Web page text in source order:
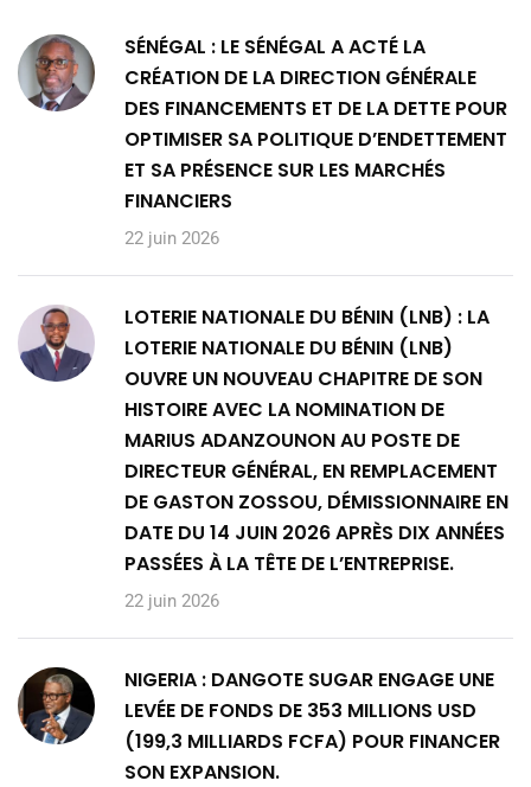
SÉNÉGAL : LE SÉNÉGAL A ACTÉ LA
CRÉATION DE LA DIRECTION GÉNÉRALE
DES FINANCEMENTS ET DE LA DETTE POUR
OPTIMISER SA POLITIQUE D’ENDETTEMENT
ET SA PRÉSENCE SUR LES MARCHÉS
FINANCIERS
22 juin 2026
LOTERIE NATIONALE DU BÉNIN (LNB) : LA
LOTERIE NATIONALE DU BÉNIN (LNB)
OUVRE UN NOUVEAU CHAPITRE DE SON
HISTOIRE AVEC LA NOMINATION DE
MARIUS ADANZOUNON AU POSTE DE
DIRECTEUR GÉNÉRAL, EN REMPLACEMENT
DE GASTON ZOSSOU, DÉMISSIONNAIRE EN
DATE DU 14 JUIN 2026 APRÈS DIX ANNÉES
PASSÉES À LA TÊTE DE L’ENTREPRISE.
22 juin 2026
NIGERIA : DANGOTE SUGAR ENGAGE UNE
LEVÉE DE FONDS DE 353 MILLIONS USD
(199,3 MILLIARDS FCFA) POUR FINANCER
SON EXPANSION.